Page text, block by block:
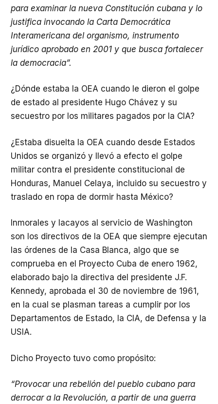
para examinar la nueva Constitución cubana y lo
justifica invocando la Carta Democrática
Interamericana del organismo, instrumento
jurídico aprobado en 2001 y que busca fortalecer
la democracia”.
¿Dónde estaba la OEA cuando le dieron el golpe
de estado al presidente Hugo Chávez y su
secuestro por los militares pagados por la CIA?
¿Estaba disuelta la OEA cuando desde Estados
Unidos se organizó y llevó a efecto el golpe
militar contra el presidente constitucional de
Honduras, Manuel Celaya, incluido su secuestro y
traslado en ropa de dormir hasta México?
Inmorales y lacayos al servicio de Washington
son los directivos de la OEA que siempre ejecutan
las órdenes de la Casa Blanca, algo que se
comprueba en el Proyecto Cuba de enero 1962,
elaborado bajo la directiva del presidente J.F.
Kennedy, aprobada el 30 de noviembre de 1961,
en la cual se plasman tareas a cumplir por los
Departamentos de Estado, la CIA, de Defensa y la
USIA.
Dicho Proyecto tuvo como propósito:
“Provocar una rebelión del pueblo cubano para
derrocar a la Revolución, a partir de una guerra